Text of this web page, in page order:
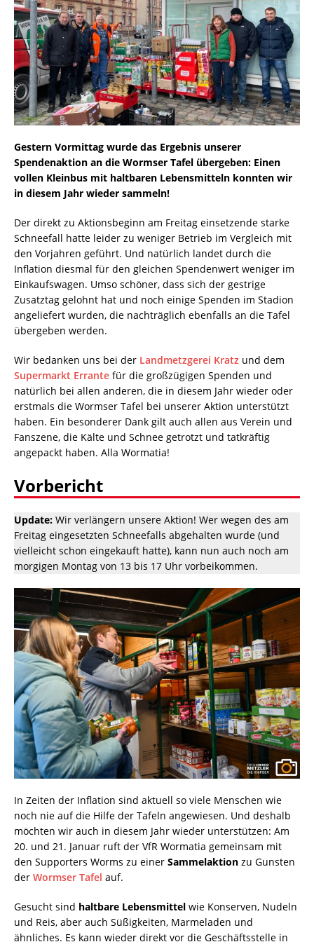
Gestern Vormittag wurde das Ergebnis unserer
Spendenaktion an die Wormser Tafel übergeben: Einen
vollen Kleinbus mit haltbaren Lebensmitteln konnten wir
in diesem Jahr wieder sammeln!
Der direkt zu Aktionsbeginn am Freitag einsetzende starke
Schneefall hatte leider zu weniger Betrieb im Vergleich mit
den Vorjahren geführt. Und natürlich landet durch die
Inflation diesmal für den gleichen Spendenwert weniger im
Einkaufswagen. Umso schöner, dass sich der gestrige
Zusatztag gelohnt hat und noch einige Spenden im Stadion
angeliefert wurden, die nachträglich ebenfalls an die Tafel
übergeben werden.
Wir bedanken uns bei der Landmetzgerei Kratz und dem
Supermarkt Errante für die großzügigen Spenden und
natürlich bei allen anderen, die in diesem Jahr wieder oder
erstmals die Wormser Tafel bei unserer Aktion unterstützt
haben. Ein besonderer Dank gilt auch allen aus Verein und
Fanszene, die Kälte und Schnee getrotzt und tatkräftig
angepackt haben. Alla Wormatia!
Vorbericht
Update: Wir verlängern unsere Aktion! Wer wegen des am
Freitag eingesetzten Schneefalls abgehalten wurde (und
vielleicht schon eingekauft hatte), kann nun auch noch am
morgigen Montag von 13 bis 17 Uhr vorbeikommen.
In Zeiten der Inflation sind aktuell so viele Menschen wie
noch nie auf die Hilfe der Tafeln angewiesen. Und deshalb
möchten wir auch in diesem Jahr wieder unterstützen: Am
20. und 21. Januar ruft der VfR Wormatia gemeinsam mit
den Supporters Worms zu einer Sammelaktion zu Gunsten
der Wormser Tafel auf.
Gesucht sind haltbare Lebensmittel wie Konserven, Nudeln
und Reis, aber auch Süßigkeiten, Marmeladen und
ähnliches. Es kann wieder direkt vor die Geschäftsstelle in